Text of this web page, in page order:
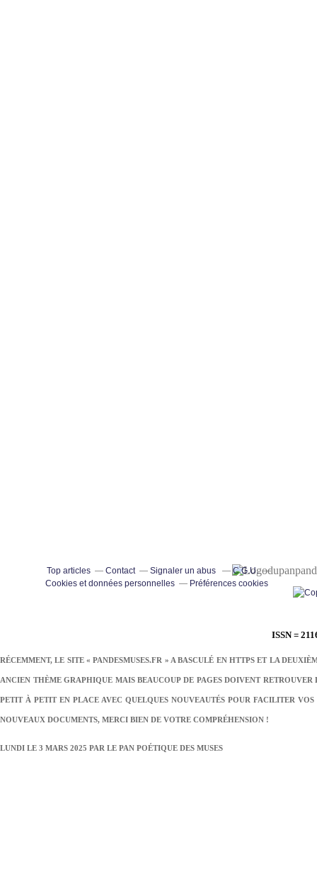
ISSN =
RÉCEMMENT, LE SITE « PANDESMUSES.FR » A BASCULÉ EN HTTPS ET LA
ANCIEN THÈME GRAPHIQUE MAIS BEAUCOUP DE PAGES DOIVENT
PETIT À PETIT EN PLACE AVEC QUELQUES NOUVEAUTÉS POUR FACILITER
NOUVEAUX DOCUMENTS, MERCI BIEN DE VOTRE COMPRÉHENSION !
LUNDI LE 3 MARS 2025 PAR LE PAN POÉTIQUE DES MUSES
Top articles Contact Signaler un abus
C.G.U.
Cookies et données personnelles
Préférences cookies